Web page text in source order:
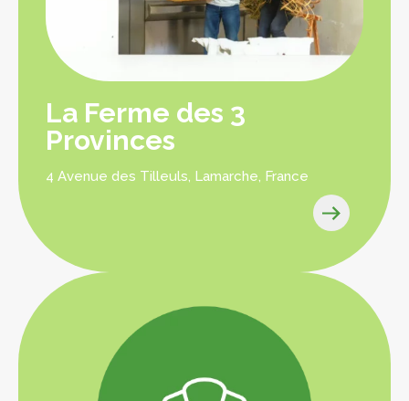
La Ferme des 3
Provinces
4 Avenue des Tilleuls, Lamarche, France